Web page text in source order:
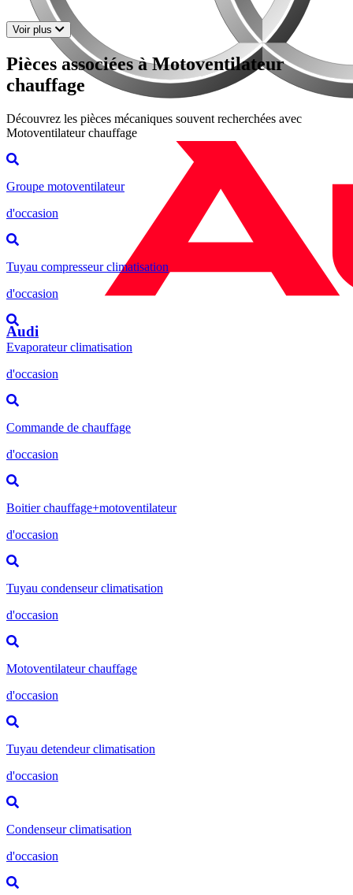
Audi
Voir plus
Pièces associées à Motoventilateur
chauffage
Découvrez les pièces mécaniques souvent recherchées avec
Motoventilateur chauffage
Groupe motoventilateur
d'occasion
Tuyau compresseur climatisation
d'occasion
Evaporateur climatisation
d'occasion
Commande de chauffage
d'occasion
Boitier chauffage+motoventilateur
d'occasion
Tuyau condenseur climatisation
d'occasion
Motoventilateur chauffage
d'occasion
Tuyau detendeur climatisation
d'occasion
Condenseur climatisation
d'occasion